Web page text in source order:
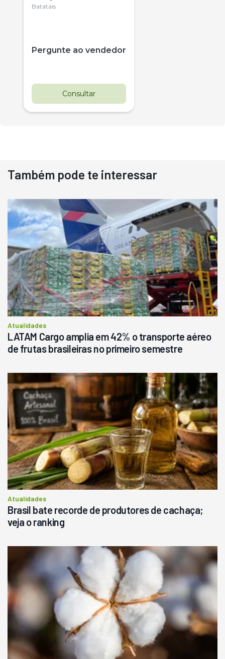
Citrus
Batatais
Pergunte ao vendedor
Consultar
Destaque
Usado
Pá Carregadeira Cat 966
Ano 1987
Londrina
R$ 145.000
Consultar
Também pode te interessar
Atualidades
LATAM Cargo amplia em 42% o transporte aéreo
de frutas brasileiras no primeiro semestre
Atualidades
Brasil bate recorde de produtores de cachaça;
veja o ranking